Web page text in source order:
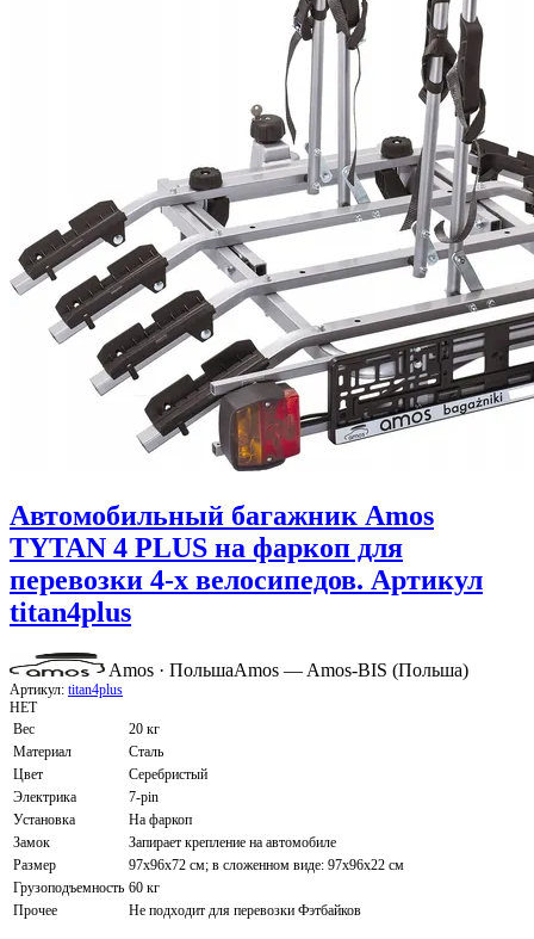
Автомобильный багажник Amos
TYTAN 4 PLUS на фаркоп для
перевозки 4-х велосипедов. Артикул
titan4plus
Amos · ПольшаAmos — Amos-BIS (Польша)
Артикул: titan4plus
НЕТ
Вес
20 кг
Материал
Сталь
Цвет
Серебристый
Электрика
7-pin
Установка
На фаркоп
Замок
Запирает крепление на автомобиле
Размер
97х96х72 см; в сложенном виде: 97х96х22 см
Грузоподъемность 60 кг
Прочее
Не подходит для перевозки Фэтбайков